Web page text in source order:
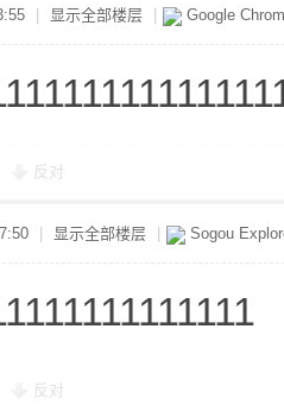
显示全部楼层 Google
反对
显示全部楼层 Sogou
反对